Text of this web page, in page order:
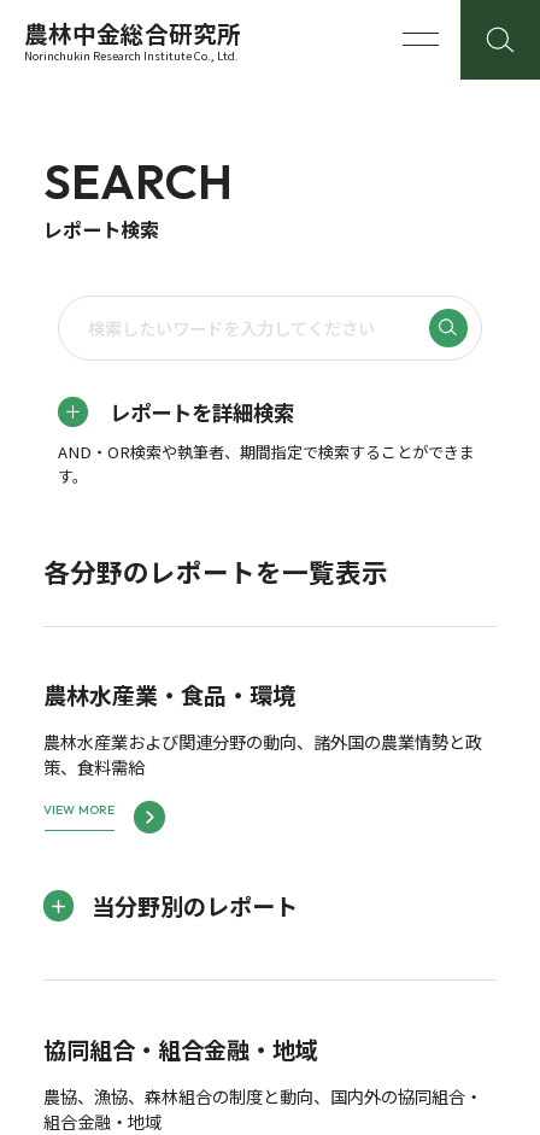
農林中金総合研究所
Norinchukin Research Institute Co., Ltd.
SEARCH
レポート検索
レポートを詳細検索
AND・OR検索や執筆者、期間指定で検索することができま
す。
各分野のレポートを一覧表示
農林水産業・食品・環境
農林水産業および関連分野の動向、諸外国の農業情勢と政
策、食料需給
VIEW MORE
当分野別のレポート
協同組合・組合金融・地域
農協、漁協、森林組合の制度と動向、国内外の協同組合・
組合金融・地域